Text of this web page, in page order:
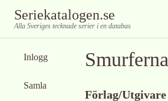
Seriekatalogen.se
Alla Sveriges tecknade serier i en databas
Inlogg
Samla
Smurferna
Förlag/Utgivare